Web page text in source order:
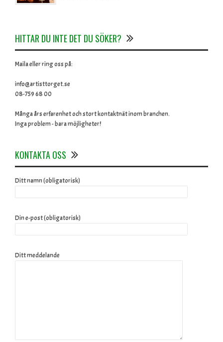
HITTAR DU INTE DET DU SÖKER?
Maila eller ring oss på:
info@artisttorget.se
08-759 68 00
Många års erfarenhet och stort kontaktnät inom branchen.
Inga problem - bara möjligheter!
KONTAKTA OSS
Ditt namn (obligatorisk)
Din e-post (obligatorisk)
Ditt meddelande